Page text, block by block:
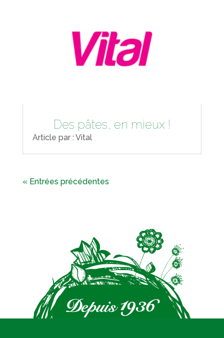
Des pâtes, en mieux !
Article par : Vital
« Entrées précédentes